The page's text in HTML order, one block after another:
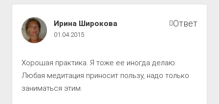
Путь
к
комментарии
Ирина Широкова
01.04.2015
Хорошая практика. Я тоже ее иногда делаю.
Любая медитация приносит пользу, надо только
заниматься этим.
Ответ